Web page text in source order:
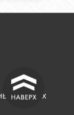
^
данных